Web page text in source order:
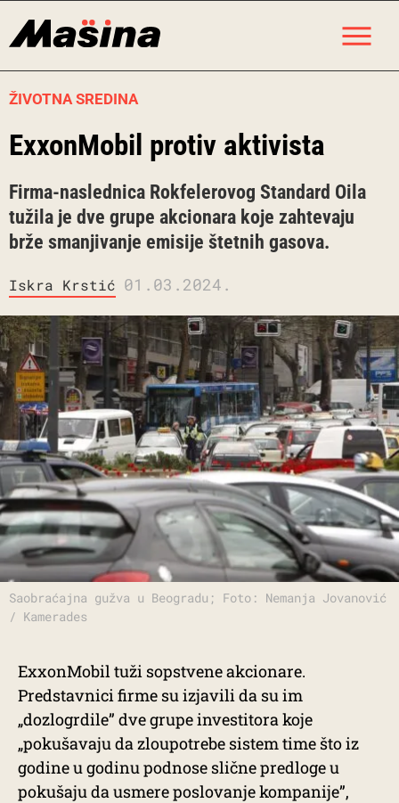
ŽIVOTNA SREDINA
ExxonMobil protiv aktivista
Firma-naslednica Rokfelerovog Standard Oila
tužila je dve grupe akcionara koje zahtevaju
brže smanjivanje emisije štetnih gasova.
Iskra Krstić 01.03.2024.
Saobraćajna gužva u Beogradu; Foto: Nemanja Jovanović
/ Kamerades
ExxonMobil tuži sopstvene akcionare.
Predstavnici firme su izjavili da su im
„dozlogrdile” dve grupe investitora koje
„pokušavaju da zloupotrebe sistem time što iz
godine u godinu podnose slične predloge u
pokušaju da usmere poslovanje kompanije”,